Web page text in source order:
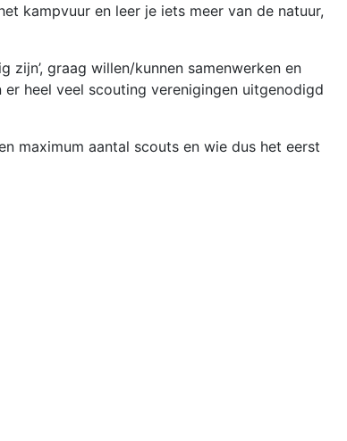
kampvuur en leer je iets meer van de natuur,
graag willen/kunnen samenwerken en
heel veel scouting verenigingen uitgenodigd
maximum aantal scouts en wie dus het eerst